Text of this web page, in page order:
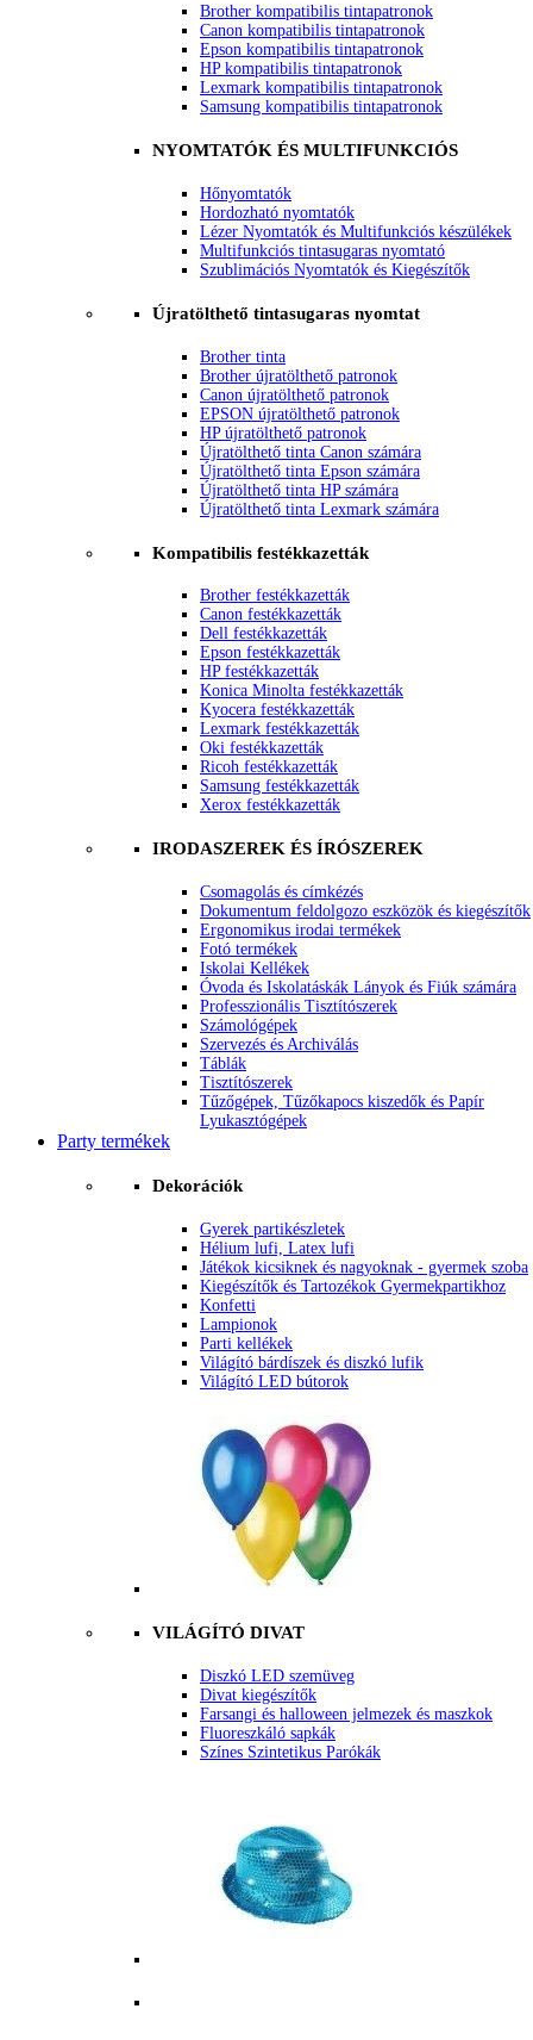
Brother kompatibilis tintapatronok
Canon kompatibilis tintapatronok
Epson kompatibilis tintapatronok
HP kompatibilis tintapatronok
Lexmark kompatibilis tintapatronok
Samsung kompatibilis tintapatronok
NYOMTATÓK ÉS MULTIFUNKCIÓS
Hőnyomtatók
Hordozható nyomtatók
Lézer Nyomtatók és Multifunkciós készülékek
Multifunkciós tintasugaras nyomtató
Szublimációs Nyomtatók és Kiegészítők
Újratölthető tintasugaras nyomtat
Brother tinta
Brother újratölthető patronok
Canon újratölthető patronok
EPSON újratölthető patronok
HP újratölthető patronok
Újratölthető tinta Canon számára
Újratölthető tinta Epson számára
Újratölthető tinta HP számára
Újratölthető tinta Lexmark számára
Kompatibilis festékkazetták
Brother festékkazetták
Canon festékkazetták
Dell festékkazetták
Epson festékkazetták
HP festékkazetták
Konica Minolta festékkazetták
Kyocera festékkazetták
Lexmark festékkazetták
Oki festékkazetták
Ricoh festékkazetták
Samsung festékkazetták
Xerox festékkazetták
IRODASZEREK ÉS ÍRÓSZEREK
Csomagolás és címkézés
Dokumentum feldolgozo eszközök és kiegészítők
Ergonomikus irodai termékek
Fotó termékek
Iskolai Kellékek
Óvoda és Iskolatáskák Lányok és Fiúk számára
Professzionális Tisztítószerek
Számológépek
Szervezés és Archiválás
Táblák
Tisztítószerek
Tűzőgépek, Tűzőkapocs kiszedők és Papír
Lyukasztógépek
Party termékek
Dekorációk
Gyerek partikészletek
Hélium lufi, Latex lufi
Játékok kicsiknek és nagyoknak - gyermek szoba
Kiegészítők és Tartozékok Gyermekpartikhoz
Konfetti
Lampionok
Parti kellékek
Világító bárdíszek és diszkó lufik
Világító LED bútorok
VILÁGÍTÓ DIVAT
Diszkó LED szemüveg
Divat kiegészítők
Farsangi és halloween jelmezek és maszkok
Fluoreszkáló sapkák
Színes Szintetikus Parókák